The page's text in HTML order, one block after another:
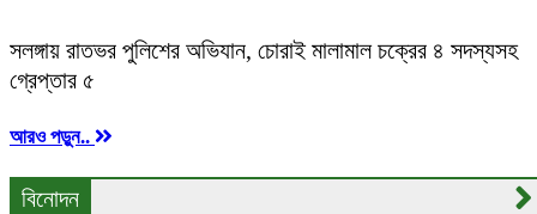
সলঙ্গায় রাতভর পুলিশের অভিযান, চোরাই মালামাল চক্রের ৪ সদস্যসহ
গ্রেপ্তার ৫
আরও পড়ুন..
বিনোদন